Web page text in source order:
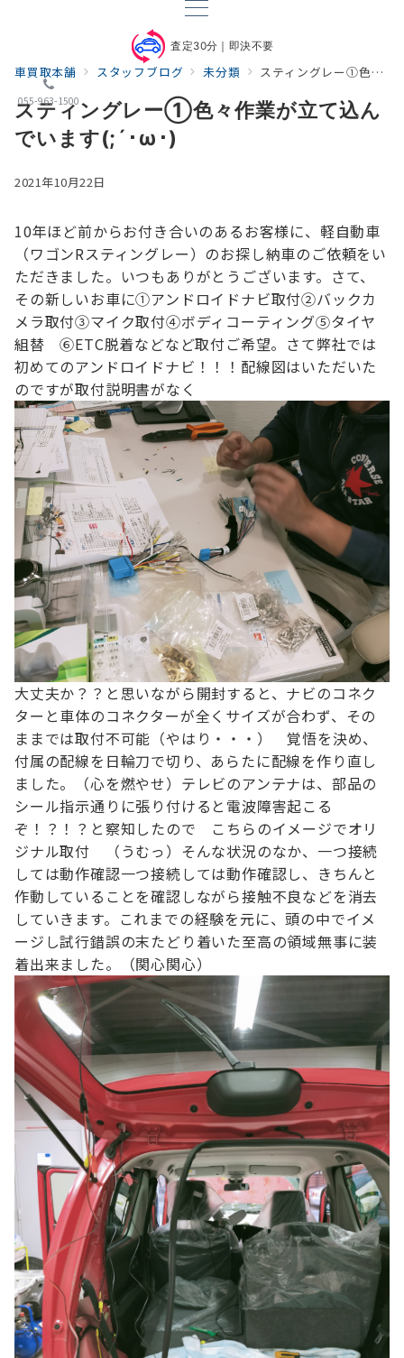
査定30分｜即決不要
055-963-1500
車買取本舗 スタッフブログ 未分類 スティングレー①色々作業が立て込んでいます(;´･ω･)
スティングレー①色々作業が立て込ん
でいます(;´･ω･)
2021年10月22日
10年ほど前からお付き合いのあるお客様に、 軽自動車
（ワゴンRスティングレー）のお探し納車のご依頼をい
ただきました。 いつもありがとうございます。 さて、
その新しいお車に①アンドロイドナビ取付②バックカ
メラ取付③マイク取付④ボディコーティング⑤タイヤ
組替⑥ETC脱着などなど取付ご希望。 さて弊社では
初めてのアンドロイドナビ！！！ 配線図はいただいた
のですが取付説明書がなく
大丈夫か？？と思いながら開封すると、 ナビのコネク
ターと車体のコネクターが全くサイズが合わず、 その
ままでは取付不可能（やはり・・・） 覚悟を決め、
付属の配線を日輪刀で切り、あらたに配線を作り直し
ました。（心を燃やせ） テレビのアンテナは、部品の
シール指示通りに張り付けると電波障害起こる
ぞ！？！？ と察知したので こちらのイメージでオリ
ジナル取付 （うむっ） そんな状況のなか、一つ接続
しては動作確認一つ接続しては動作確認し、 きちんと
作動していることを確認しながら接触不良などを消去
していきます。 これまでの経験を元に、頭の中でイメ
ージし試行錯誤の末たどり着いた至高の領域無事に装
着出来ました。（関心関心）